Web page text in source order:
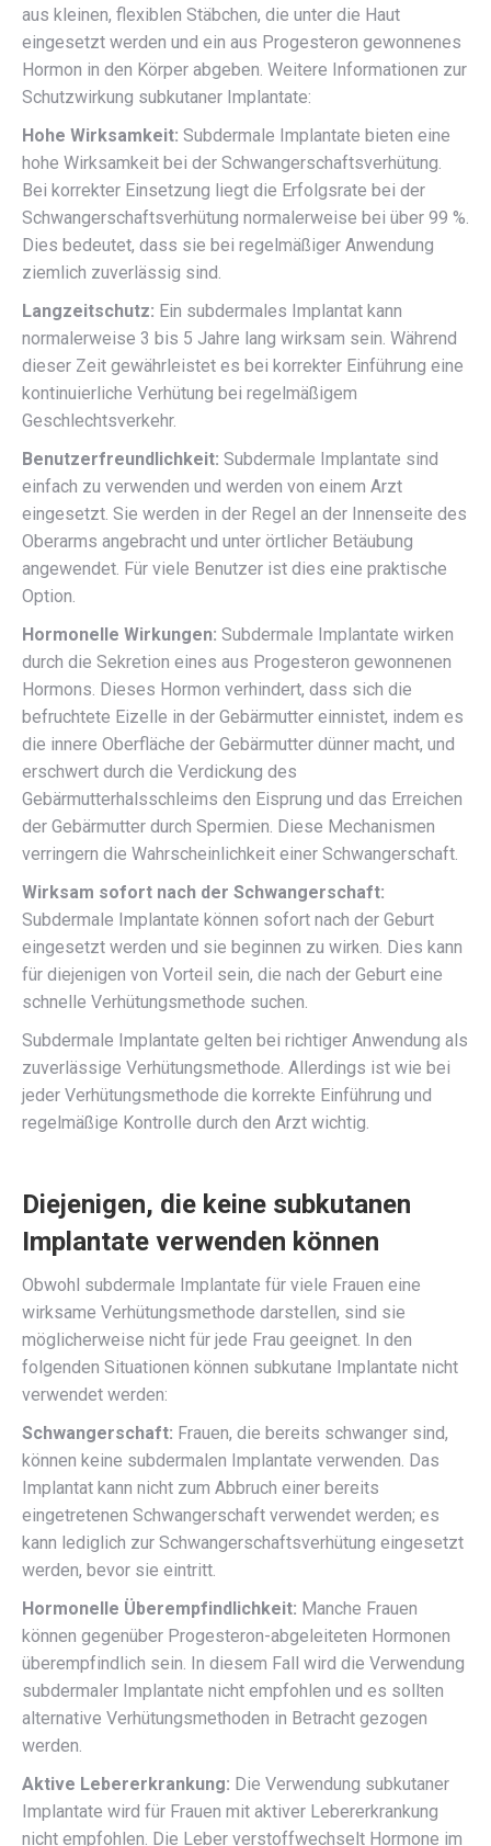
aus kleinen, flexiblen Stäbchen, die unter die Haut
eingesetzt werden und ein aus Progesteron gewonnenes
Hormon in den Körper abgeben. Weitere Informationen zur
Schutzwirkung subkutaner Implantate:
Hohe Wirksamkeit: Subdermale Implantate bieten eine
hohe Wirksamkeit bei der Schwangerschaftsverhütung.
Bei korrekter Einsetzung liegt die Erfolgsrate bei der
Schwangerschaftsverhütung normalerweise bei über 99 %.
Dies bedeutet, dass sie bei regelmäßiger Anwendung
ziemlich zuverlässig sind.
Langzeitschutz: Ein subdermales Implantat kann
normalerweise 3 bis 5 Jahre lang wirksam sein. Während
dieser Zeit gewährleistet es bei korrekter Einführung eine
kontinuierliche Verhütung bei regelmäßigem
Geschlechtsverkehr.
Benutzerfreundlichkeit: Subdermale Implantate sind
einfach zu verwenden und werden von einem Arzt
eingesetzt. Sie werden in der Regel an der Innenseite des
Oberarms angebracht und unter örtlicher Betäubung
angewendet. Für viele Benutzer ist dies eine praktische
Option.
Hormonelle Wirkungen: Subdermale Implantate wirken
durch die Sekretion eines aus Progesteron gewonnenen
Hormons. Dieses Hormon verhindert, dass sich die
befruchtete Eizelle in der Gebärmutter einnistet, indem es
die innere Oberfläche der Gebärmutter dünner macht, und
erschwert durch die Verdickung des
Gebärmutterhalsschleims den Eisprung und das Erreichen
der Gebärmutter durch Spermien. Diese Mechanismen
verringern die Wahrscheinlichkeit einer Schwangerschaft.
Wirksam sofort nach der Schwangerschaft:
Subdermale Implantate können sofort nach der Geburt
eingesetzt werden und sie beginnen zu wirken. Dies kann
für diejenigen von Vorteil sein, die nach der Geburt eine
schnelle Verhütungsmethode suchen.
Subdermale Implantate gelten bei richtiger Anwendung als
zuverlässige Verhütungsmethode. Allerdings ist wie bei
jeder Verhütungsmethode die korrekte Einführung und
regelmäßige Kontrolle durch den Arzt wichtig.
Diejenigen, die keine subkutanen
Implantate verwenden können
Obwohl subdermale Implantate für viele Frauen eine
wirksame Verhütungsmethode darstellen, sind sie
möglicherweise nicht für jede Frau geeignet. In den
folgenden Situationen können subkutane Implantate nicht
verwendet werden:
Schwangerschaft: Frauen, die bereits schwanger sind,
können keine subdermalen Implantate verwenden. Das
Implantat kann nicht zum Abbruch einer bereits
eingetretenen Schwangerschaft verwendet werden; es
kann lediglich zur Schwangerschaftsverhütung eingesetzt
werden, bevor sie eintritt.
Hormonelle Überempfindlichkeit: Manche Frauen
können gegenüber Progesteron-abgeleiteten Hormonen
überempfindlich sein. In diesem Fall wird die Verwendung
subdermaler Implantate nicht empfohlen und es sollten
alternative Verhütungsmethoden in Betracht gezogen
werden.
Aktive Lebererkrankung: Die Verwendung subkutaner
Implantate wird für Frauen mit aktiver Lebererkrankung
nicht empfohlen. Die Leber verstoffwechselt Hormone im